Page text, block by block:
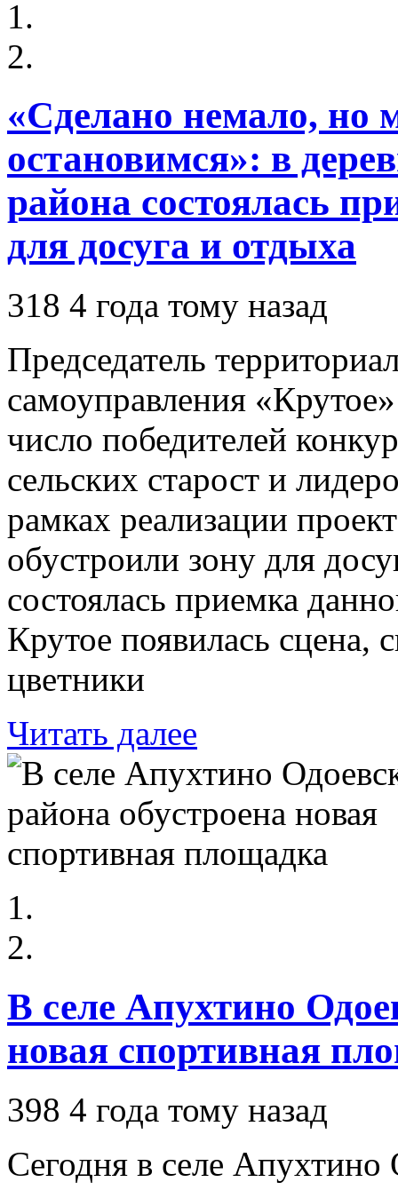
«Сделано немало, но
остановимся»: в
района состоялась
для досуга и отдыха
318 4 года тому назад
Председатель
самоуправления
число победителей
сельских старост и
рамках реализации
обустроили зону для
состоялась приемка
Крутое появилась сцена,
цветники
Читать далее
В селе Апухтино
новая спортивная
398 4 года тому назад
Сегодня в селе Апухтино